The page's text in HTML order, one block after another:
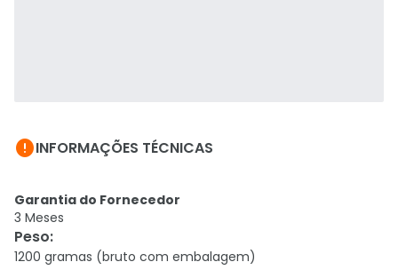
INFORMAÇÕES TÉCNICAS
Garantia do Fornecedor
3 Meses
Peso:
1200 gramas (bruto com embalagem)